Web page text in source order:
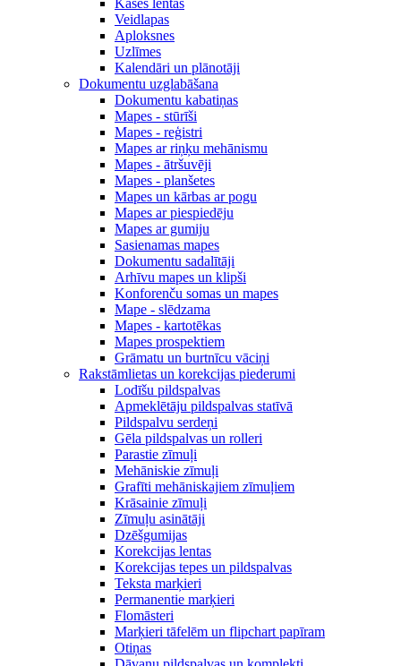
Kases lentas
Veidlapas
Aploksnes
Uzlīmes
Kalendāri un plānotāji
Dokumentu uzglabāšana
Dokumentu kabatiņas
Mapes - stūrīši
Mapes - reģistri
Mapes ar riņķu mehānismu
Mapes - ātršuvēji
Mapes - planšetes
Mapes un kārbas ar pogu
Mapes ar piespiedēju
Mapes ar gumiju
Sasienamas mapes
Dokumentu sadalītāji
Arhīvu mapes un klipši
Konforenču somas un mapes
Mape - slēdzama
Mapes - kartotēkas
Mapes prospektiem
Grāmatu un burtnīcu vāciņi
Rakstāmlietas un korekcijas piederumi
Lodīšu pildspalvas
Apmeklētāju pildspalvas statīvā
Pildspalvu serdeņi
Gēla pildspalvas un rolleri
Parastie zīmuļi
Mehāniskie zīmuļi
Grafīti mehāniskajiem zīmuļiem
Krāsainie zīmuļi
Zīmuļu asinātāji
Dzēšgumijas
Korekcijas lentas
Korekcijas tepes un pildspalvas
Teksta marķieri
Permanentie marķieri
Flomāsteri
Marķieri tāfelēm un flipchart papīram
Otiņas